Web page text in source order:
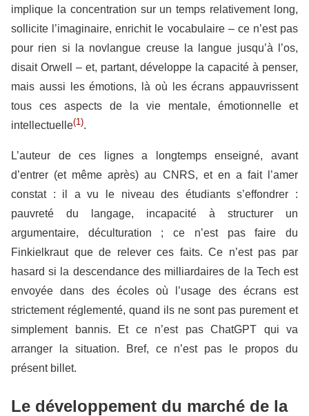
implique la concentration sur un temps relativement long,
sollicite l’imaginaire, enrichit le vocabulaire – ce n’est pas
pour rien si la novlangue creuse la langue jusqu’à l’os,
disait Orwell – et, partant, développe la capacité à penser,
mais aussi les émotions, là où les écrans appauvrissent
tous ces aspects de la vie mentale, émotionnelle et
intellectuelle(1).
L’auteur de ces lignes a longtemps enseigné, avant
d’entrer (et même après) au CNRS, et en a fait l’amer
constat : il a vu le niveau des étudiants s’effondrer :
pauvreté du langage, incapacité à structurer un
argumentaire, déculturation ; ce n’est pas faire du
Finkielkraut que de relever ces faits. Ce n’est pas par
hasard si la descendance des milliardaires de la Tech est
envoyée dans des écoles où l’usage des écrans est
strictement réglementé, quand ils ne sont pas purement et
simplement bannis. Et ce n’est pas ChatGPT qui va
arranger la situation. Bref, ce n’est pas le propos du
présent billet.
Le développement du marché de la